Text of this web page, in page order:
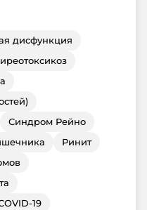
дисфункция
Синдром Рейно
Ринит
19